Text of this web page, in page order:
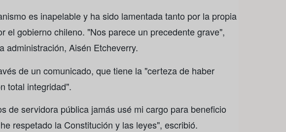
es inapelable y ha sido lamentada tanto por la propia
el gobierno chileno. "Nos parece un precedente grave",
administración, Aisén Etcheverry.
de un comunicado, que tiene la "certeza de haber
total integridad".
de servidora pública jamás usé mi cargo para beneficio
respetado la Constitución y las leyes", escribió.